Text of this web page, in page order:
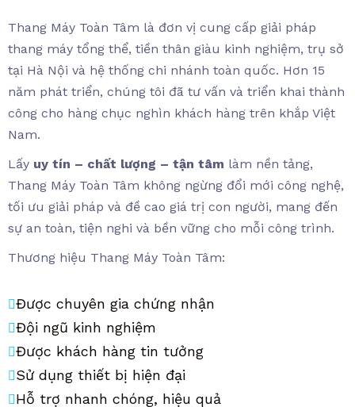
Thang Máy Toàn Tâm là đơn vị cung cấp giải pháp
thang máy tổng thể, tiền thân giàu kinh nghiệm, trụ sở
tại Hà Nội và hệ thống chi nhánh toàn quốc. Hơn 15
năm phát triển, chúng tôi đã tư vấn và triển khai thành
công cho hàng chục nghìn khách hàng trên khắp Việt
Nam.
Lấy uy tín – chất lượng – tận tâm làm nền tảng,
Thang Máy Toàn Tâm không ngừng đổi mới công nghệ,
tối ưu giải pháp và đề cao giá trị con người, mang đến
sự an toàn, tiện nghi và bền vững cho mỗi công trình.
Thương hiệu Thang Máy Toàn Tâm:
Được chuyên gia chứng nhận
Đội ngũ kinh nghiệm
Được khách hàng tin tưởng
Sử dụng thiết bị hiện đại
Hỗ trợ nhanh chóng, hiệu quả